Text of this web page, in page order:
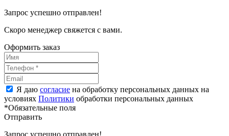
Запрос успешно отправлен!
Скоро менеджер свяжется с вами.
Оформить заказ
Я даю согласие на обработку персональных данных на
условиях Политики обработки персональных данных
*Обязательные поля
Отправить
Запрос успешно отправлен!